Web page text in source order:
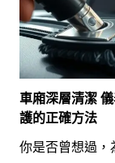
車廂深層清潔
護的正確方法
你是否曾想過，